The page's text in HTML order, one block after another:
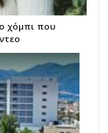
χόμπι που